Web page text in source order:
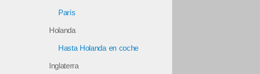
París
Holanda
Hasta Holanda en coche
Inglaterra